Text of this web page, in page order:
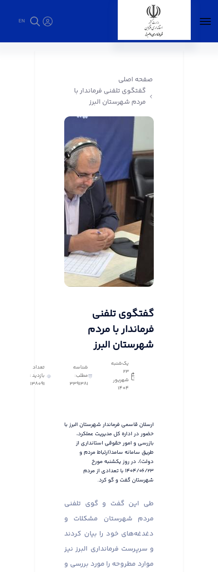
EN
صفحه اصلی
گفتگوی تلفنی فرماندار با
مردم شهرستان البرز
گفتگوی تلفنی
فرماندار با مردم
شهرستان البرز
یک‌شنبه
23
شهریور
1404
شناسه
مطلب:
3391381
تعداد
بازدید :
138091
ارسلان قاسمی فرماندار شهرستان البرز با
حضور در اداره کل مدیریت عملکرد،
بازرسی و امور حقوقی استانداری از
طریق سامانه سامد(ارتباط مردم و
دولت)، در روز یکشنبه مورخ
۱۴۰۴/۰۶/۲۳ با تعدادی از مردم
شهرستان گفت و گو کرد.
طی این گفت و گوی تلفنی
مردم شهرستان مشکلات و
دغدغه‌های خود را بیان کردند
و سرپرست فرمانداری البرز نیز
موارد مطروحه را مورد بررسی و